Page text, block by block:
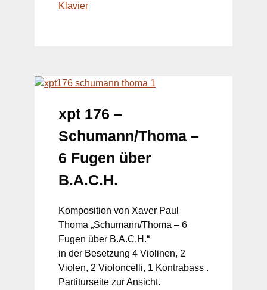
Klavier
xpt 176 –
Schumann/Thoma –
6 Fugen über
B.A.C.H.
Komposition von Xaver Paul
Thoma „Schumann/Thoma – 6
Fugen über B.A.C.H.“
in der Besetzung 4 Violinen, 2
Violen, 2 Violoncelli, 1 Kontrabass .
Partiturseite zur Ansicht.